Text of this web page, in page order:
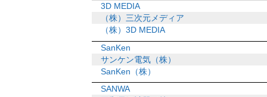
3D MEDIA
（株）三次元メディア
（株）3D MEDIA
SanKen
サンケン電気（株）
SanKen（株）
SANWA